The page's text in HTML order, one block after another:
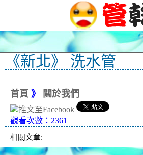
《新北》 洗水管
首頁 》 關於我們
觀看次數：2361
相關文章: